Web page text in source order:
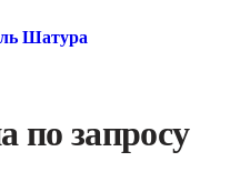
по запросу